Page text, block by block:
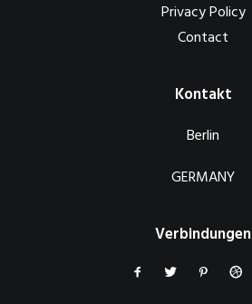
Privacy Policy
Contact
Kontakt
Berlin
GERMANY
Verbindungen